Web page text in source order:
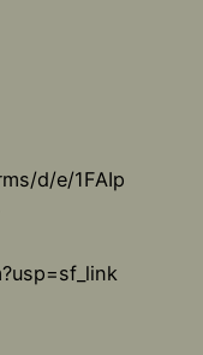
d/e/1FAIp